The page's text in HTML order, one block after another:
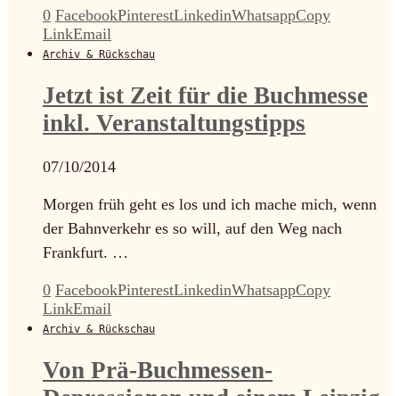
0 FacebookPinterestLinkedinWhatsappCopy
LinkEmail
Archiv & Rückschau
Jetzt ist Zeit für die Buchmesse
inkl. Veranstaltungstipps
07/10/2014
Morgen früh geht es los und ich mache mich, wenn
der Bahnverkehr es so will, auf den Weg nach
Frankfurt. …
0 FacebookPinterestLinkedinWhatsappCopy
LinkEmail
Archiv & Rückschau
Von Prä-Buchmessen-